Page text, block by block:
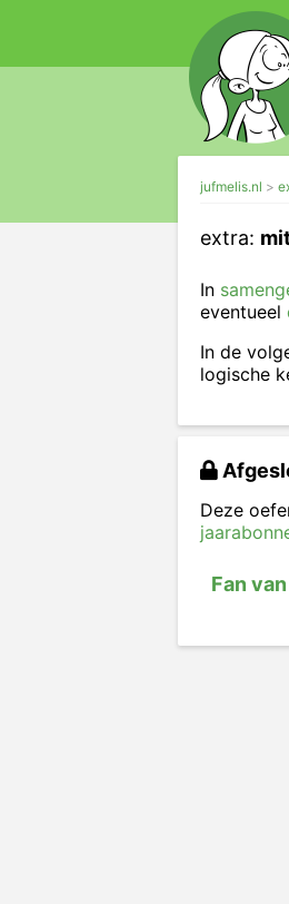
jufmelis.nl
extra:
In
eventueel
In de
logische
Deze
Fan